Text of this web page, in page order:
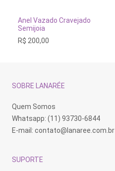
VER OPÇÕES
tem
várias
variantes.
As
na
página
produto
Anel Vazado Cravejado
Semijoia
R$ 200,00
SOBRE LANARÉE
Quem Somos
Whatsapp: (11) 93730-6844
E-mail: contato@lanaree.com.br
SUPORTE